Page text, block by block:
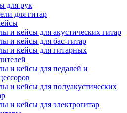
для рук
для гитар
и кейсы для акустических гитар
и кейсы для бас-гитар
и кейсы для гитарных
и кейсы для педалей и
и кейсы для полуакустических
и кейсы для электрогитар